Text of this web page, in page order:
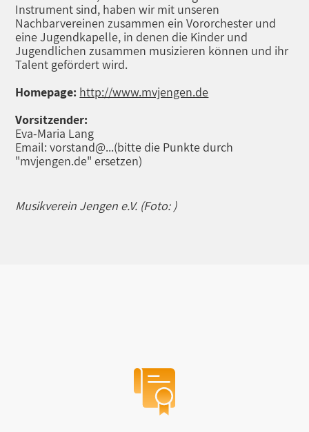
Instrument sind, haben wir mit unseren
Nachbarvereinen zusammen ein Vororchester und
eine Jugendkapelle, in denen die Kinder und
Jugendlichen zusammen musizieren können und ihr
Talent gefördert wird.
Homepage: http://www.mvjengen.de
Vorsitzender:
Eva-Maria Lang
Email: vorstand@...(bitte die Punkte durch
"mvjengen.de" ersetzen)
Musikverein Jengen e.V. (Foto: )